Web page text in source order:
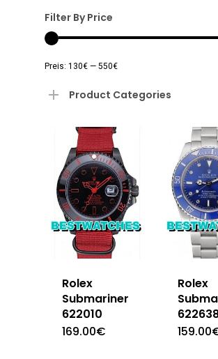
Filter By Price
Preis: 130€ — 550€
Product Categories
Rolex
Submariner
622010
169.00€
Rolex
159.00